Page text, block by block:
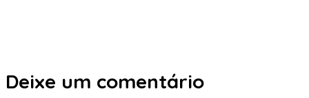
Deixe um comentário